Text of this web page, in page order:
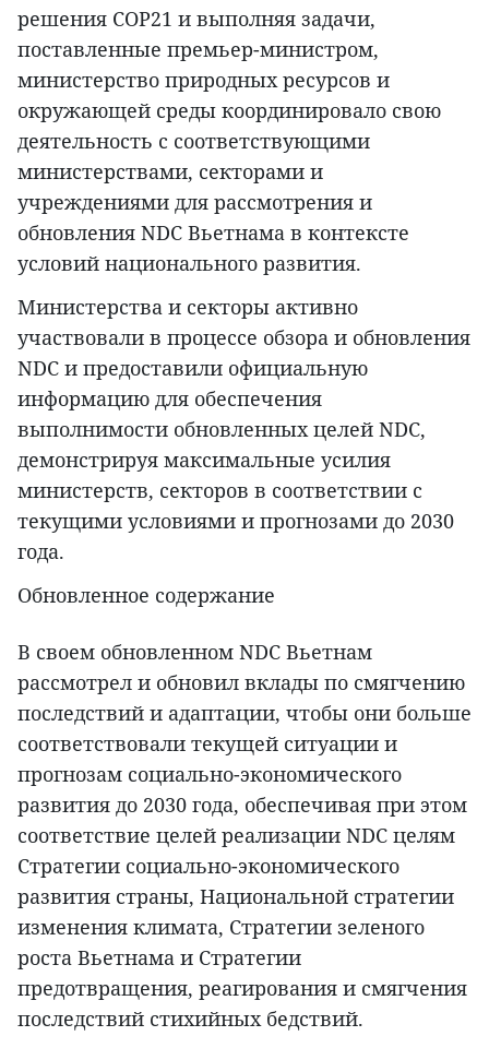
решения COP21 и выполняя задачи,
поставленные премьер-министром,
министерство природных ресурсов и
окружающей среды координировало свою
деятельность с соответствующими
министерствами, секторами и
учреждениями для рассмотрения и
обновления NDC Вьетнама в контексте
условий национального развития.
Министерства и секторы активно
участвовали в процессе обзора и обновления
NDC и предоставили официальную
информацию для обеспечения
выполнимости обновленных целей NDC,
демонстрируя максимальные усилия
министерств, секторов в соответствии с
текущими условиями и прогнозами до 2030
года.
Обновленное содержание
В своем обновленном NDC Вьетнам
рассмотрел и обновил вклады по смягчению
последствий и адаптации, чтобы они больше
соответствовали текущей ситуации и
прогнозам социально-экономического
развития до 2030 года, обеспечивая при этом
соответствие целей реализации NDC целям
Стратегии социально-экономического
развития страны, Национальной стратегии
изменения климата, Стратегии зеленого
роста Вьетнама и Стратегии
предотвращения, реагирования и смягчения
последствий стихийных бедствий.